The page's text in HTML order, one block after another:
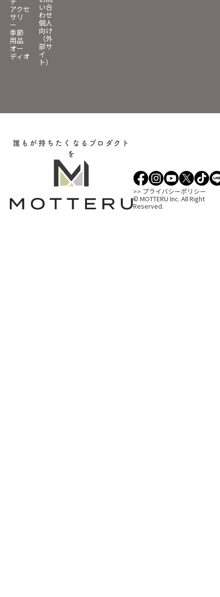
アクセ
サリ
ー
季節
用品
オー
ディオ
い合
わせ
個人
向け
（外
部サ
イ
ト）
誰もが持ちたくなるプロダクト
を
>> プライバシーポリシー
© MOTTERU Inc. All Right
Reserved.